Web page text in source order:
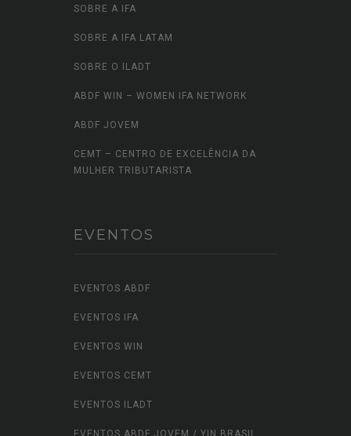
SOBRE A IFA
SOBRE A IFA LATAM
SOBRE O ILADT
ABDF WIN – WOMEN IFA NETWORK
ABDF JOVEM
CEMT – CENTRO DE EXCELÊNCIA DA
MULHER TRIBUTARISTA
EVENTOS
EVENTOS ABDF
EVENTOS IFA
EVENTOS WIN
EVENTOS CEMT
EVENTOS ILADT
EVENTOS ABDF JOVEM / YIN BRASIL